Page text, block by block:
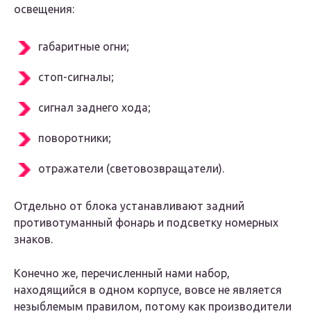
освещения:
габаритные огни;
стоп-сигналы;
сигнал заднего хода;
поворотники;
отражатели (световозвращатели).
Отдельно от блока устанавливают задний
противотуманный фонарь и подсветку номерных
знаков.
Конечно же, перечисленный нами набор,
находящийся в одном корпусе, вовсе не является
незыблемым правилом, потому как производители